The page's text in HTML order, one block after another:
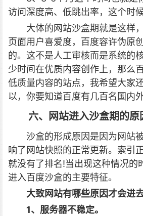
访问深度高、低跳出率，这个时
大体的网站沙盒期就是这样
页面用户喜爱度，百度容许伪原
的。这不是人工审核而是系统的
少时间在优质内容创作上，那么
低质量内容的站点，我希望大家
以，你要知道百度有几百名国内
六、网站进入沙盒期的原
沙盒的形成原因是因为网站
响了网站快照的正常更新。索引
就没有了排名!当出现这种情况
进入百度沙盒的主要特征。
大致网站有哪些原因才会进
1、服务器不稳定。